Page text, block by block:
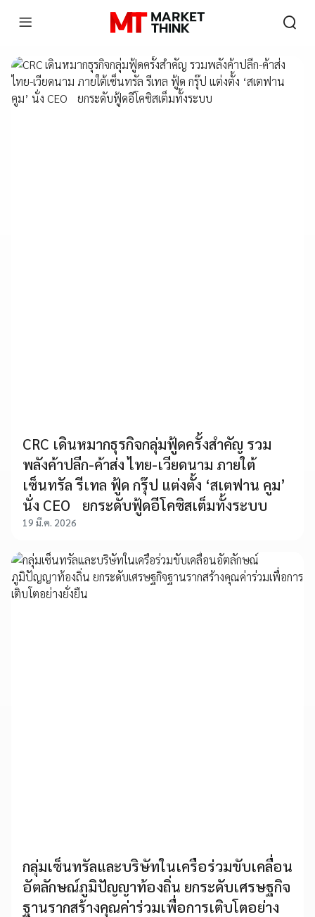
CRC เดินหมากธุรกิจกลุ่มฟู้ดครั้งสำคัญ รวม
พลังค้าปลีก-ค้าส่ง ไทย-เวียดนาม ภายใต้
เซ็นทรัล รีเทล ฟู้ด กรุ๊ป แต่งตั้ง ‘สเตฟาน คูม’
นั่ง CEO ยกระดับฟู้ดอีโคซิสเต็มทั้งระบบ
19 มี.ค. 2026
กลุ่มเซ็นทรัลและบริษัทในเครือร่วมขับเคลื่อน
อัตลักษณ์ภูมิปัญญาท้องถิ่น ยกระดับเศรษฐกิจ
ฐานรากสร้างคุณค่าร่วมเพื่อการเติบโตอย่าง